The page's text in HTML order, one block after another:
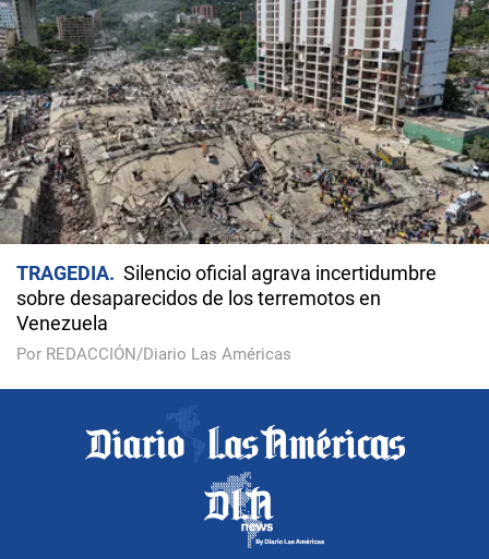
TRAGEDIA
Silencio oficial agrava incertidumbre
sobre desaparecidos de los terremotos en
Venezuela
Por REDACCIÓN/Diario Las Américas